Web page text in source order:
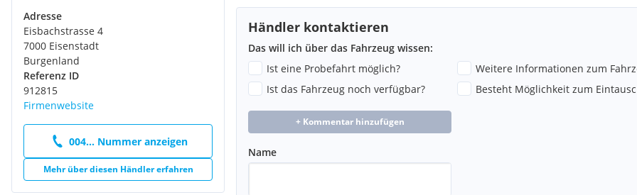
Adresse
Eisbachstrasse 4
7000 Eisenstadt
Burgenland
Referenz ID
912815
Firmenwebsite
004... Nummer anzeigen
Mehr über diesen Händler erfahren
Händler kontaktieren
Das will ich über das Fahrzeug wissen:
Ist eine Probefahrt möglich?
Weitere Informationen zum
Ist das Fahrzeug noch verfügbar?
Besteht Möglichkeit zum
+ Kommentar hinzufügen
Name